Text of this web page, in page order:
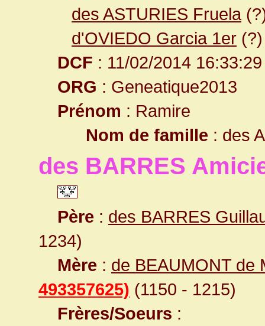
des ASTURIES Fruela
d'OVIEDO Garcia 1er (?)
DCF : 11/02/2014 16:33:29
ORG : Geneatique2013
Prénom : Ramire
Nom de famille : des
des BARRES
Père : des BARRES
1234)
Mère : de BEAUMONT de
493357625) (1150 - 1215)
Frères/Soeurs :